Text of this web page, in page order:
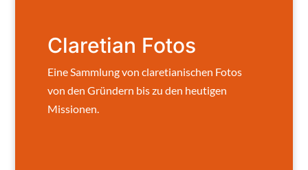
Claretian Fotos
Eine Sammlung von claretianischen Fotos
von den Gründern bis zu den heutigen
Missionen.